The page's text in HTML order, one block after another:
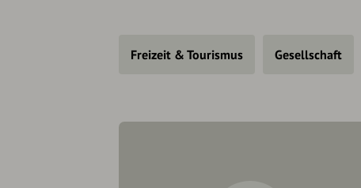
Freizeit & Tourismus Gesellschaft